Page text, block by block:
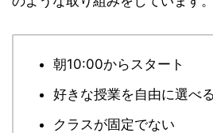
朝10:00からスタート
好きな授業を自由に選べる
クラスが固定でない